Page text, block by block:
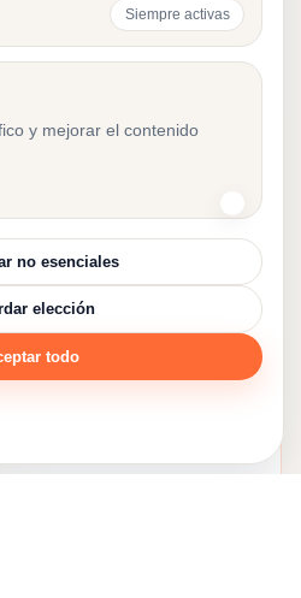
en
y
contable
Siempre activas
y mejorar el contenido
no esenciales
elección
todo